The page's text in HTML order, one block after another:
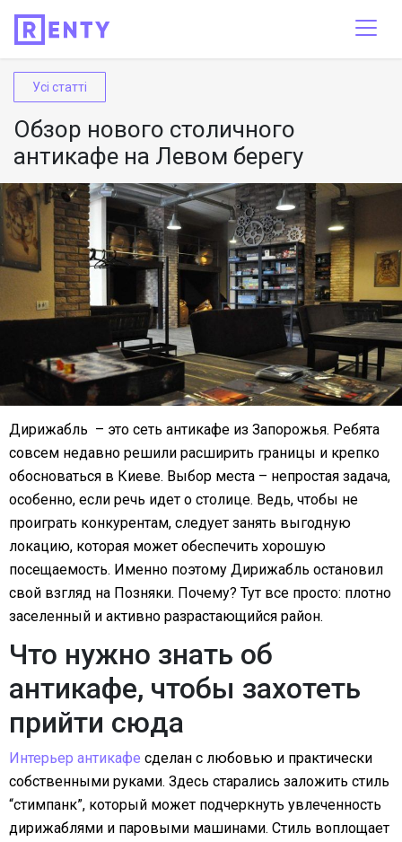
Усі статті
Обзор нового столичного
антикафе на Левом берегу
Дирижабль – это сеть антикафе из Запорожья. Ребята
совсем недавно решили расширить границы и крепко
обосноваться в Киеве. Выбор места – непростая задача,
особенно, если речь идет о столице. Ведь, чтобы не
проиграть конкурентам, следует занять выгодную
локацию, которая может обеспечить хорошую
посещаемость. Именно поэтому Дирижабль остановил
свой взгляд на Позняки. Почему? Тут все просто: плотно
заселенный и активно разрастающийся район.
Что нужно знать об
антикафе, чтобы захотеть
прийти сюда
Интерьер антикафе сделан с любовью и практически
собственными руками. Здесь старались заложить стиль
“стимпанк”, который может подчеркнуть увлеченность
дирижаблями и паровыми машинами. Стиль воплощает